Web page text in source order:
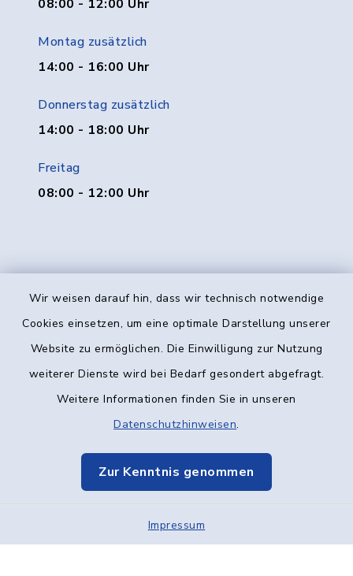
Wir weisen darauf hin, dass wir technisch notwendige
Cookies einsetzen, um eine optimale Darstellung unserer
Website zu ermöglichen. Die Einwilligung zur Nutzung
weiterer Dienste wird bei Bedarf gesondert abgefragt.
Weitere Informationen finden Sie in unseren
Datenschutzhinweisen.
Zur Kenntnis genommen
Impressum
08:00 - 12:00 Uhr
Montag zusätzlich
14:00 - 16:00 Uhr
Donnerstag zusätzlich
14:00 - 18:00 Uhr
Freitag
08:00 - 12:00 Uhr
Kontakt
Datenschutz
Elektronische Kommunikation
Sitemap